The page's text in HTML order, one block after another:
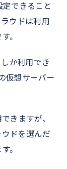
定できること
ウドは利用
。
か利用でき
仮想サーバー
きますが、
ドを選んだ
。